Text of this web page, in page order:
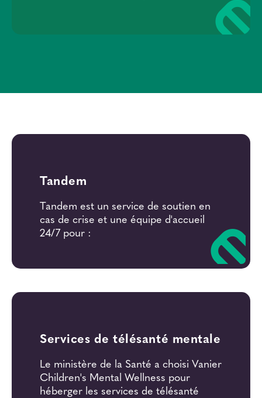
Tandem
Tandem est un service de soutien en
cas de crise et une équipe d'accueil
24/7 pour :
Services de télésanté mentale
Le ministère de la Santé a choisi Vanier
Children's Mental Wellness pour
héberger les services de télésanté